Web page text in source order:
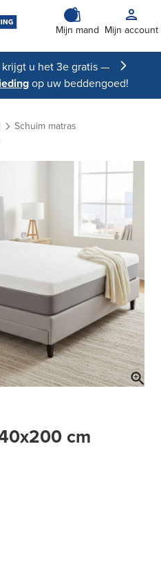
Mijn mand Mijn account
u het 3e gratis —
op uw beddengoed!
Schuim matras
cm